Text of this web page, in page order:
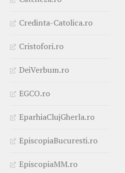
Credinta-Catolica.ro
Cristofori.ro
DeiVerbum.ro
EGCO.ro
EparhiaClujGherla.ro
EpiscopiaBucuresti.ro
EpiscopiaMM.ro